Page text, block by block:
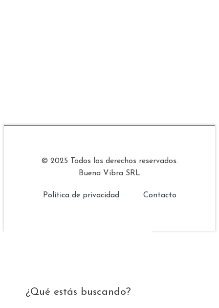
© 2025 Todos los derechos reservados.
Buena Vibra SRL
Política de privacidad Contacto
¿Qué estás buscando?